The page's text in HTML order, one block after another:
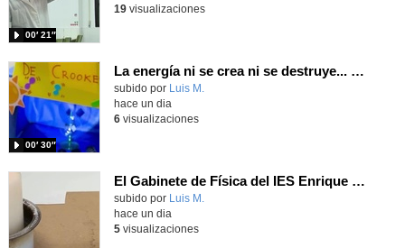
00′ 21″
19visualizaciones
La energía ni se crea ni se destruye... ¡se experimenta! El Tierno en la Feria Madrid es Ciencia 2026
Contenido educativo.
subido por Luis M.
00′ 30″
hace un dia
6visualizaciones
El Gabinete de Física del IES Enrique Tierno Galván de Parla (Curso 25-26)
Contenido educativo.
subido por Luis M.
hace un dia
5visualizaciones